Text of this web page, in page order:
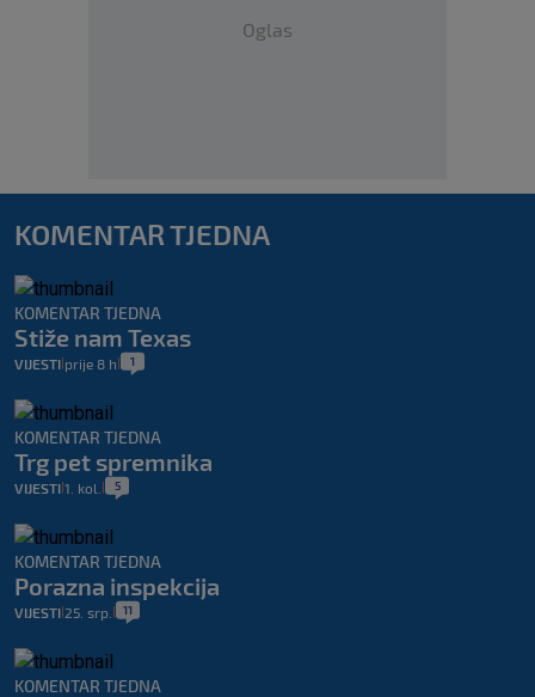
Oglas
KOMENTAR TJEDNA
KOMENTAR TJEDNA
Stiže nam Texas
VIJESTI prije 8 h 1
KOMENTAR TJEDNA
Trg pet spremnika
VIJESTI 1. kol. 5
KOMENTAR TJEDNA
Porazna inspekcija
VIJESTI 25. srp. 11
KOMENTAR TJEDNA